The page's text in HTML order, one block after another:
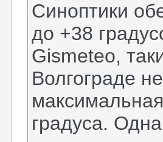
Синоптики
до +38
Gismeteo,
Волгограде
градуса.